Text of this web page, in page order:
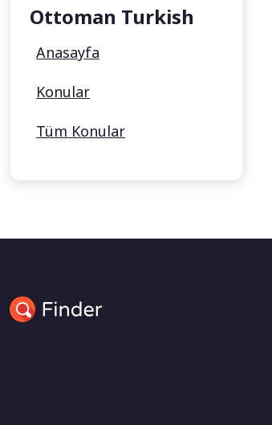
Ottoman Turkish
Anasayfa
Konular
Tüm Konular